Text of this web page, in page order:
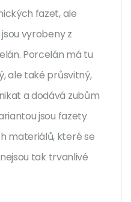
fazet, ale
vyrobeny z
Porcelán má tu
ale také průsvitný,
a dodává zubům
jsou fazety
materiálů, které se
tak trvanlivé